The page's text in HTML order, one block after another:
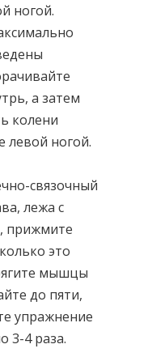
ногой.
а затем
колени
левой ногой.
связочный
лежа с
прижмите
это
мышцы
до пяти,
упражнение
3-4 раза.